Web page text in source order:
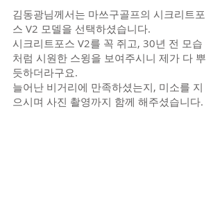
김동광님께서는 마쓰구골프의 시크리트포
스 V2 모델을 선택하셨습니다.
시크리트포스 V2를 꼭 쥐고, 30년 전 모습
처럼 시원한 스윙을 보여주시니 제가 다 뿌
듯하더라구요.
늘어난 비거리에 만족하셨는지, 미소를 지
으시며 사진 촬영까지 함께 해주셨습니다.